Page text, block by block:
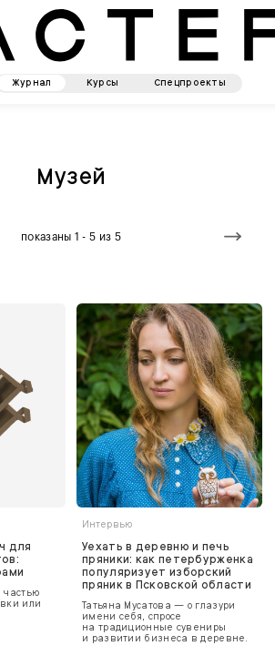
Журнал Курсы Спецпроекты
Музей
показаны 1 - 5 из 5
для
частью
или
Интервью
Уехать в деревню и печь
пряники: как петербурженка
популяризует изборский
пряник в Псковской области
Татьяна Мусатова — о глазури
имени себя, спросе
на традиционные сувениры
и развитии бизнеса в деревне.